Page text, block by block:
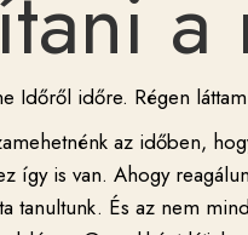
Időről időre. Régen
az időben,
így is van. Ahogy
tanultunk. És az nem